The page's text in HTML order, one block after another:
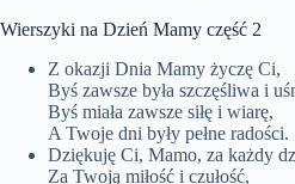
Wierszyki na Dzień Mamy część 2
Z okazji Dnia Mamy życzę Ci,
Byś zawsze była szczęśliwa i
Byś miała zawsze siłę i wiarę,
A Twoje dni były pełne radości.
Dziękuję Ci, Mamo, za każdy
Za Twoją miłość i czułość,